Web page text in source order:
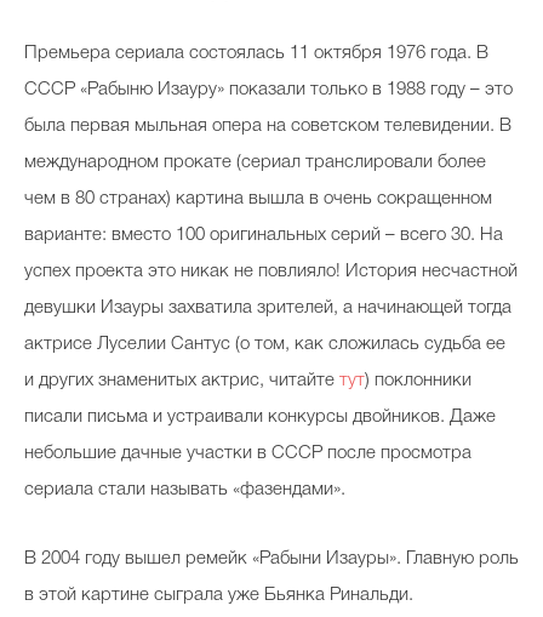
Выбор визажистов
Выбор косметолога
Celebrity дня
Фотоальбом
Премьера сериала состоялась 11 октября 1976 года. В
СССР «Рабыню Изауру» показали только в 1988 году – это
была первая мыльная опера на советском телевидении. В
международном прокате (сериал транслировали более
чем в 80 странах) картина вышла в очень сокращенном
варианте: вместо 100 оригинальных серий – всего 30. На
успех проекта это никак не повлияло! История несчастной
девушки Изауры захватила зрителей, а начинающей тогда
актрисе Луселии Сантус (о том, как сложилась судьба ее
и других знаменитых актрис, читайте тут) поклонники
писали письма и устраивали конкурсы двойников. Даже
небольшие дачные участки в СССР после просмотра
сериала стали называть «фазендами».
В 2004 году вышел ремейк «Рабыни Изауры». Главную роль
в этой картине сыграла уже Бьянка Ринальди.